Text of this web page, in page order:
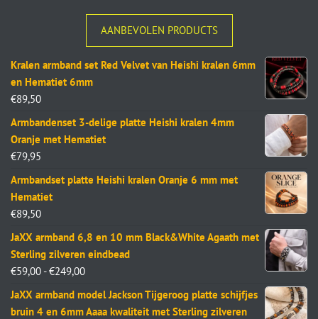
AANBEVOLEN PRODUCTS
Kralen armband set Red Velvet van Heishi kralen 6mm
en Hematiet 6mm
€89,50
Armbandenset 3-delige platte Heishi kralen 4mm
Oranje met Hematiet
€79,95
Armbandset platte Heishi kralen Oranje 6 mm met
Hematiet
€89,50
JaXX armband 6,8 en 10 mm Black&White Agaath met
Sterling zilveren eindbead
€59,00 - €249,00
JaXX armband model Jackson Tijgeroog platte schijfjes
bruin 4 en 6mm Aaaa kwaliteit met Sterling zilveren